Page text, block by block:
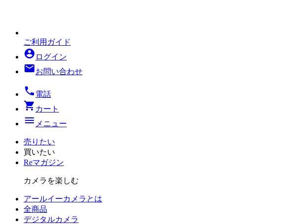
ご利用ガイド
account_circle ログイン
mailお問い合わせ
local_phone 電話
shopping_cart カート
menu メニュー
売りたい
買いたい
Reマガジン
カメラを楽しむ
アールイーカメラとは
全商品
デジタルカメラ